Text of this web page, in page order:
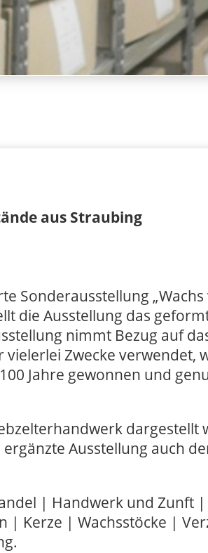
aus Straubing
Sonderausstellung
die Ausstellung das
nimmt Bezug auf
Zwecke verwendet,
Jahre gewonnen und
dargestellt
Ausstellung auch
| Handwerk und Zunft
| Kerze | Wachsstöcke |